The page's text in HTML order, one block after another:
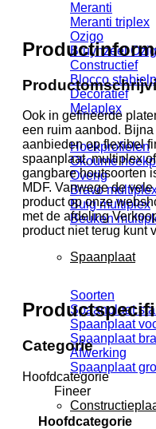
Meranti
Meranti triplex
Ozigo
Bruynzeel
Constructief
Blocco
Decoratief
Melaplex
Hoekprofielen
Okoume
Overig
Bravo
Buig multiplex
Beuken
Spaanplaat
Soorten
Spaanplaat
Spaanplaat
Spaanplaat
Afwerking
Spaanplaat
Ook in gefineerde
een ruim aanbod.
aanbieden op flexibel
spaanplaat, multiplex
gangbare houtsoorten
MDF. Vanwege de
product op onze
met de afdeling
product niet terug kunt
Categorie
Hoofdcategorie
Fineer
Hoofdcategorie